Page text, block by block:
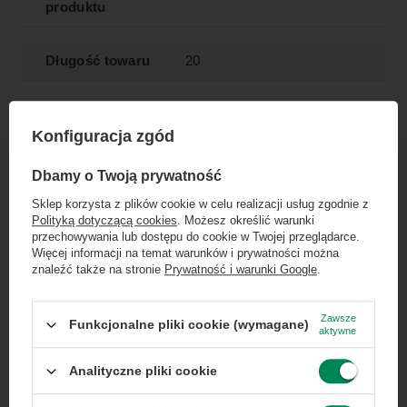
produktu
Długość towaru 20
towaru w
centymetrach
Więcej
Szerokość
towaru w
centymetrach Więcej
20 Więcej
centymetrach Więcej
Stan Używany
Dołącz do newslettera Green
Computers
Zgarnij jako pierwszy informacje o zniżkach i
rabatach w naszym sklepie!
...lub zadzwoń od razu, aby odebrać
przy zamówieniu telefonicznym
50 zł rabatu!
Rabat 50 zł przy zamówieniach powyżej 300 zł. Oferta
Konfiguracja zgód
Dbamy o Twoją prywatność
Sklep korzysta z plików cookie w celu realizacji usług zgodnie z
Polityką dotyczącą cookies. Możesz określić warunki
przechowywania lub dostępu do cookie w Twojej przeglądarce.
Więcej informacji na temat warunków i prywatności można
znaleźć także na stronie Prywatność i warunki Google.
Funkcjonalne pliki cookie (wymagane)
Zawsze
aktywne
Analityczne pliki cookie